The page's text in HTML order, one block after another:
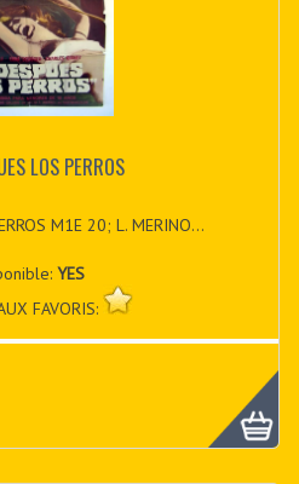
LOS PERROS
M1E 20; L. MERINO...
YES
FAVORIS: